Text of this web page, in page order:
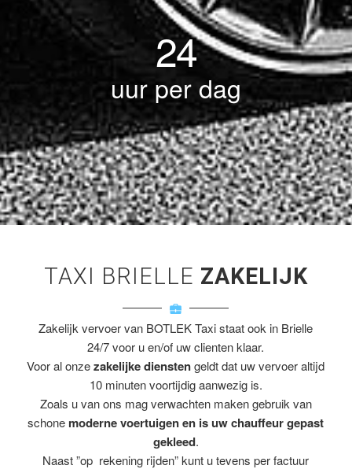
24
uur per dag
TAXI BRIELLE ZAKELIJK
Zakelijk vervoer van BOTLEK Taxi staat ook in Brielle
24/7 voor u en/of uw clienten klaar.
Voor al onzezakelijke dienstengeldt dat uw vervoer altijd
10 minuten voortijdig aanwezig is.
Zoals u van ons mag verwachten maken gebruik van
schone moderne voertuigen en is uw chauffeur gepast
gekleed.
Naast ”op rekening rijden” kunt u tevens per factuur